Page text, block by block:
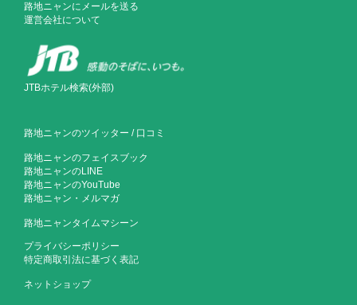
路地ニャンにメールを送る
運営会社について
JTBホテル検索(外部)
路地ニャンのツイッター / 口コミ
路地ニャンのフェイスブック
路地ニャンのLINE
路地ニャンのYouTube
路地ニャン・メルマガ
路地ニャンタイムマシーン
プライバシーポリシー
特定商取引法に基づく表記
ネットショップ